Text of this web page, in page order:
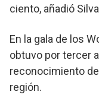
ciento, añadió
En la gala de los
obtuvo por tercer
reconocimiento
región.